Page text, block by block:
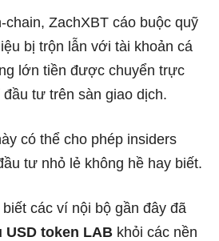
ZachXBT cáo buộc quỹ
bị trộn lẫn với tài khoản cá
lớn tiền được chuyển trực
tư trên sàn giao dịch.
có thể cho phép insiders
tư nhỏ lẻ không hề hay biết.
các ví nội bộ gần đây đã
USD token LAB khỏi các nền